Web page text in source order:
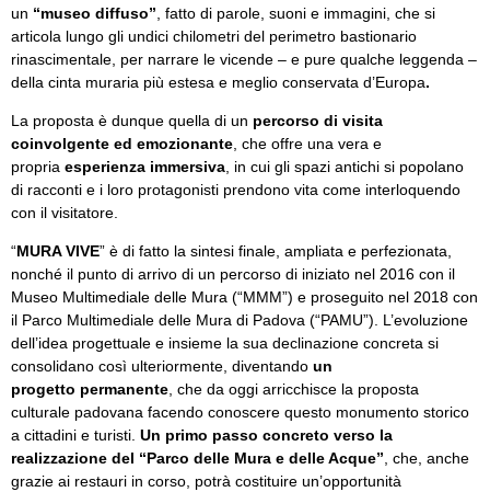
un “museo diffuso” , fatto di parole, suoni e immagini, che si
articola lungo gli undici chilometri del perimetro bastionario
rinascimentale, per narrare le vicende – e pure qualche leggenda –
della cinta muraria più estesa e meglio conservata d’Europa.
La proposta è dunque quella di un percorso di visita
coinvolgente ed emozionante , che offre una vera e
propria esperienza immersiva , in cui gli spazi antichi si popolano
di racconti e i loro protagonisti prendono vita come interloquendo
con il visitatore.
“MURA VIVE” è di fatto la sintesi finale, ampliata e perfezionata,
nonché il punto di arrivo di un percorso di iniziato nel 2016 con il
Museo Multimediale delle Mura (“MMM”) e proseguito nel 2018 con
il Parco Multimediale delle Mura di Padova (“PAMU”). L’evoluzione
dell’idea progettuale e insieme la sua declinazione concreta si
consolidano così ulteriormente, diventando un
progetto permanente, che da oggi arricchisce la proposta
culturale padovana facendo conoscere questo monumento storico
a cittadini e turisti. Un primo passo concreto verso la
realizzazione del “Parco delle Mura e delle Acque”, che, anche
grazie ai restauri in corso, potrà costituire un’opportunità